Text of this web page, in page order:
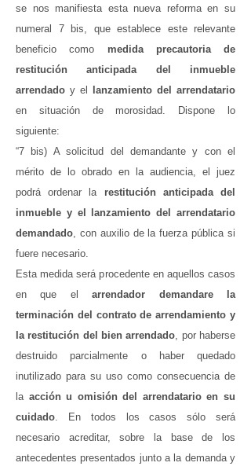
se nos manifiesta esta nueva reforma en su
numeral 7 bis, que establece este relevante
beneficio como medida precautoria de
restitución anticipada del inmueble
arrendado y el
lanzamiento del arrendatario
en situación de morosidad. Dispone lo
siguiente:
“7 bis) A solicitud del demandante y con el
mérito de lo obrado en la audiencia, el juez
podrá ordenar la restitución anticipada del
inmueble y el lanzamiento del arrendatario
demandado, con auxilio de la fuerza pública si
fuere necesario.
Esta medida será procedente en aquellos casos
en que elarrendador demandare la
terminación del contrato de arrendamiento y
la restitución del bien arrendado, por haberse
destruido parcialmente o haber quedado
inutilizado para su uso como consecuencia de
la acción u omisión del arrendatario en su
cuidado. En todos los casos sólo será
necesario acreditar, sobre la base de los
antecedentes presentados junto a la demanda y